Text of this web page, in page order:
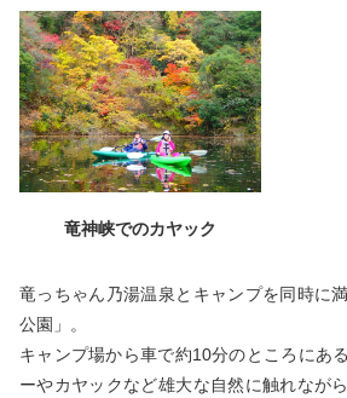
竜神峡でのカヤック
竜っちゃん乃湯温泉とキャンプを同時に
公園」。
キャンプ場から車で約10分のところにあ
ーやカヤックなど雄大な自然に触れなが